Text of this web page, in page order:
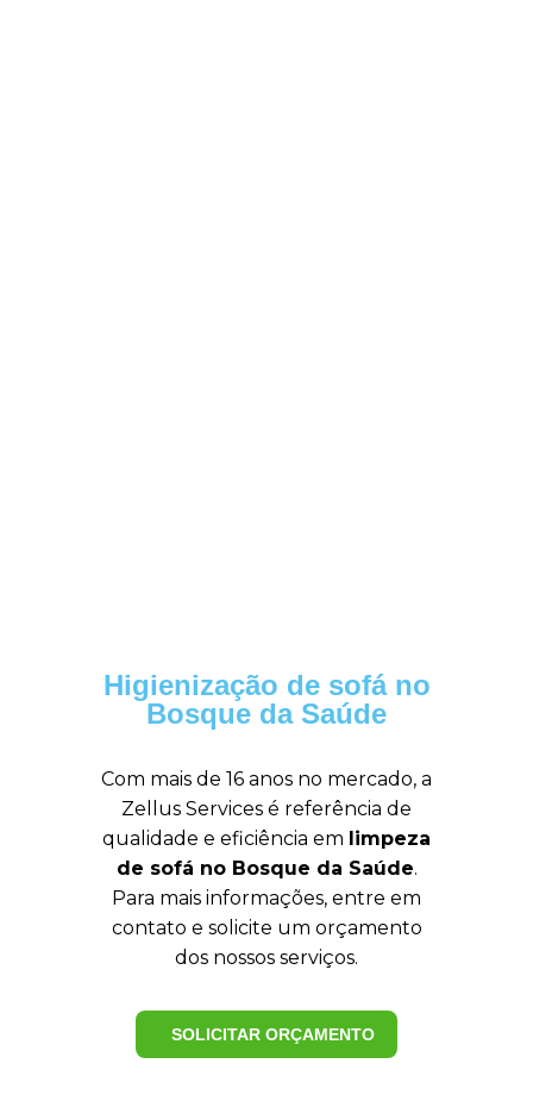
Higienização de sofá no
Bosque da Saúde
Com mais de 16 anos no mercado, a
Zellus Services é referência de
qualidade e eficiência em limpeza
de sofá no Bosque da Saúde.
Para mais informações, entre em
contato e solicite um orçamento
dos nossos serviços.
SOLICITAR ORÇAMENTO